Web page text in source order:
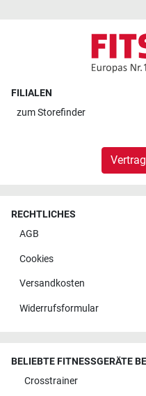
FILIALEN
zumStorefinder
RECHTLICHES
AGB
Cookies
Versandkosten
Widerrufsformular
BELIEBTE FITNESSGERÄTE
Crosstrainer